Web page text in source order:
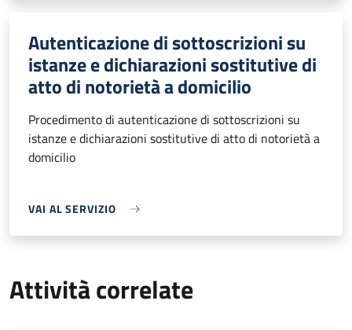
Autenticazione di sottoscrizioni su
istanze e dichiarazioni sostitutive di
atto di notorietà a domicilio
Procedimento di autenticazione di sottoscrizioni su
istanze e dichiarazioni sostitutive di atto di notorietà a
domicilio
VAI AL SERVIZIO
Attività correlate